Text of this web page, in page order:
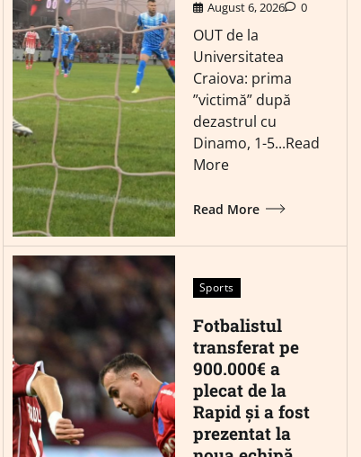
August 6, 2026
0
OUT de la
Universitatea
Craiova: prima
”victimă” după
dezastrul cu
Dinamo, 1-5...Read
More
Read More
Sports
Fotbalistul
transferat pe
900.000€ a
plecat de la
Rapid și a fost
prezentat la